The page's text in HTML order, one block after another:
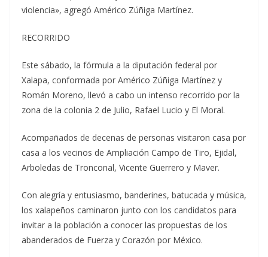
violencia», agregó Américo Zúñiga Martínez.
RECORRIDO
Este sábado, la fórmula a la diputación federal por
Xalapa, conformada por Américo Zúñiga Martínez y
Román Moreno, llevó a cabo un intenso recorrido por la
zona de la colonia 2 de Julio, Rafael Lucio y El Moral.
Acompañados de decenas de personas visitaron casa por
casa a los vecinos de Ampliación Campo de Tiro, Ejidal,
Arboledas de Tronconal, Vicente Guerrero y Maver.
Con alegría y entusiasmo, banderines, batucada y música,
los xalapeños caminaron junto con los candidatos para
invitar a la población a conocer las propuestas de los
abanderados de Fuerza y Corazón por México.